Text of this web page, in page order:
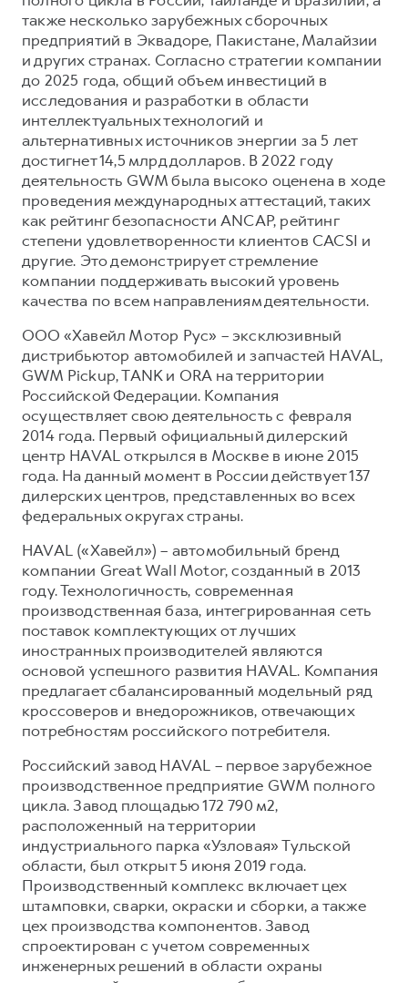
также несколько зарубежных сборочных
предприятий в Эквадоре, Пакистане, Малайзии
и других странах. Согласно стратегии компании
до 2025 года, общий объем инвестиций в
исследования и разработки в области
интеллектуальных технологий и
альтернативных источников энергии за 5 лет
достигнет 14,5 млрд долларов. В 2022 году
деятельность GWM была высоко оценена в ходе
проведения международных аттестаций, таких
как рейтинг безопасности ANCAP, рейтинг
степени удовлетворенности клиентов CACSI и
другие. Это демонстрирует стремление
компании поддерживать высокий уровень
качества по всем направлениям деятельности.
ООО «Хавейл Мотор Рус» – эксклюзивный
дистрибьютор автомобилей и запчастей HAVAL,
GWM Pickup, TANK и ORA на территории
Российской Федерации. Компания
осуществляет свою деятельность с февраля
2014 года. Первый официальный дилерский
центр HAVAL открылся в Москве в июне 2015
года. На данный момент в России действует 137
дилерских центров, представленных во всех
федеральных округах страны.
HAVAL («Хавейл») – автомобильный бренд
компании Great Wall Motor, созданный в 2013
году. Технологичность, современная
производственная база, интегрированная сеть
поставок комплектующих от лучших
иностранных производителей являются
основой успешного развития HAVAL. Компания
предлагает сбалансированный модельный ряд
кроссоверов и внедорожников, отвечающих
потребностям российского потребителя.
Российский завод HAVAL – первое зарубежное
производственное предприятие GWM полного
цикла. Завод площадью 172 790 м2,
расположенный на территории
индустриального парка «Узловая» Тульской
области, был открыт 5 июня 2019 года.
Производственный комплекс включает цех
штамповки, сварки, окраски и сборки, а также
цех производства компонентов. Завод
спроектирован с учетом современных
инженерных решений в области охраны